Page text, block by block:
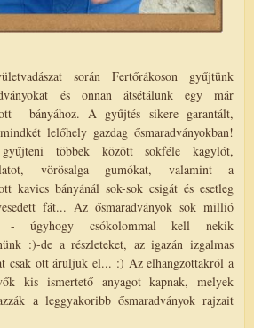
során Fertőrákoson gyűjtünk
és onnan átsétálunk egy már
bányához. A gyűjtés sikere garantált,
lelőhely gazdag ősmaradványokban!
többek között sokféle kagylót,
vörösalga gumókat, valamint a
kavics bányánál sok-sok csigát és esetleg
fát... Az ősmaradványok sok millió
- úgyhogy csókolommal kell nekik
:)-de a részleteket, az igazán izgalmas
csak ott áruljuk el... :) Az elhangzottakról a
kis ismertető anyagot kapnak, melyek
a leggyakoribb ősmaradványok rajzait